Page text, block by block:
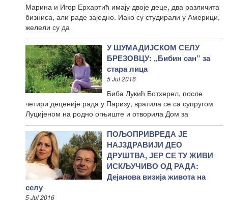
Марина и Игор Ерхартић имају двоје деце, два различита
бизниса, али раде заједно. Иако су студирали у Америци,
желели су да
У ШУМАДИЈСКОМ СЕЛУ
БРЕЗОВЦУ: „Бибин сан” за
стара лица
5 Jul 2016
Биба Лукић Ботхерел, после
четири деценије рада у Паризу, вратила се са супругом
Луцијеном на родно огњиште и отворила Дом за
ПОЉОПРИВРЕДА ЈЕ
НАЈЗДРАВИЈИ ДЕО
ДРУШТВА, ЈЕР СЕ ТУ ЖИВИ
ИСКЉУЧИВО ОД РАДА:
Дејанова визија живота на
селу
5 Jul 2016